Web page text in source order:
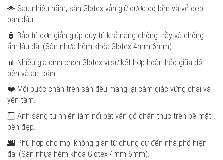
🌟 Sau nhiều năm, sàn Glotex vẫn giữ được độ bền và vẻ đẹp
ban đầu.
🧴 Bảo trì đơn giản giúp duy trì khả năng chống trầy và chống
ẩm lâu dài (Sàn nhựa hèm khóa Glotex 4mm 6mm).
📊 Nhiều gia đình chọn Glotex vì sự kết hợp hoàn hảo giữa độ
bền và an toàn.
❤️ Mỗi bước chân trên sàn đều mang lại cảm giác vững chãi và
yên tâm.
🪟 Ánh sáng tự nhiên làm nổi bật vân gỗ chân thực trên bề mặt
bền đẹp.
🌆 Phù hợp cho mọi không gian từ chung cư đến nhà phố hiện
đại (Sàn nhựa hèm khóa Glotex 4mm 6mm).